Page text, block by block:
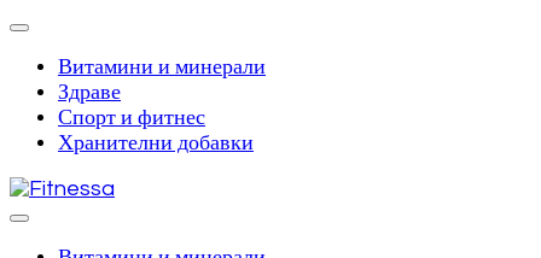
Skip
content
(Press
Enter)
Витамини и минерали
Здраве
Спорт и фитнес
Хранителни добавки